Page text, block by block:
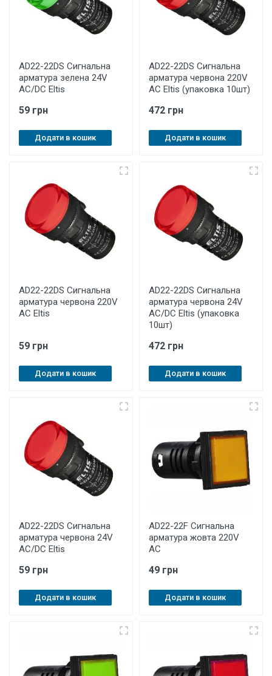
AD22-22DS Cигнальна
арматура зелена 24V
AC/DC Eltis
59 грн
Додати в кошик
AD22-22DS Cигнальна
арматура червона 220V
AC Eltis (упаковка 10шт)
472 грн
Додати в кошик
AD22-22DS Cигнальна
арматура червона 220V
AC Eltis
59 грн
Додати в кошик
AD22-22DS Cигнальна
арматура червона 24V
AC/DC Eltis (упаковка
10шт)
472 грн
Додати в кошик
AD22-22DS Cигнальна
арматура червона 24V
AC/DC Eltis
59 грн
Додати в кошик
AD22-22F Сигнальна
арматура жовта 220V
АC
49 грн
Додати в кошик